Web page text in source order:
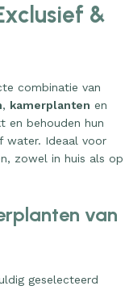
&
combinatie van
, kamerplanten en
en behouden hun
water. Ideaal voor
zowel in huis als op
van
geselecteerd